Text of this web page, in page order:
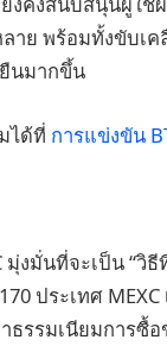
าย พร้อมทั้งขับเ
นมากขึ้น
ได้ที่ การแข่งขัน
มุ่งมั่นที่จะเป็น “
ประเทศ
ธรรมเนียมการ